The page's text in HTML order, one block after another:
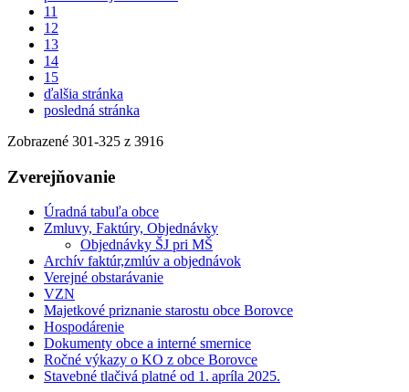
11
12
13
14
15
ďalšia stránka
posledná stránka
Zobrazené 301-325 z 3916
Zverejňovanie
Úradná tabuľa obce
Zmluvy, Faktúry, Objednávky
Objednávky ŠJ pri MŠ
Archív faktúr,zmlúv a objednávok
Verejné obstarávanie
VZN
Majetkové priznanie starostu obce Borovce
Hospodárenie
Dokumenty obce a interné smernice
Ročné výkazy o KO z obce Borovce
Stavebné tlačivá platné od 1. apríla 2025.